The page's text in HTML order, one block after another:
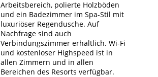
Arbeitsbereich, polierte Holzböden
und ein Badezimmer im Spa-Stil mit
luxuriöser Regendusche. Auf
Nachfrage sind auch
Verbindungszimmer erhältlich. Wi-Fi
und kostenloser Highspeed ist in
allen Zimmern und in allen
Bereichen des Resorts verfügbar.